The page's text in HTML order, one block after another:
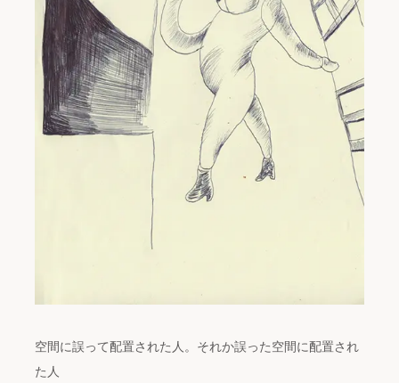
空間に誤って配置された人。それか誤った空間に配置され
た人